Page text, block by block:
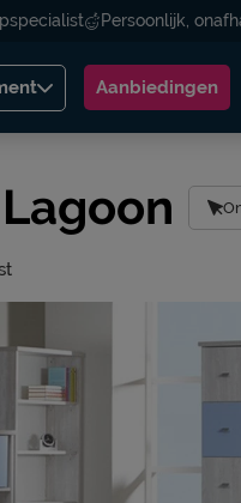
Persoonlijk,
Aanbiedingen